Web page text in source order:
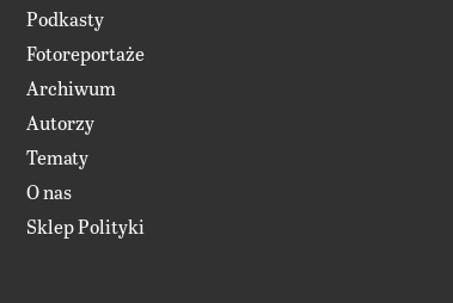
Podkasty
Fotoreportaże
Archiwum
Autorzy
Tematy
O nas
Sklep Polityki